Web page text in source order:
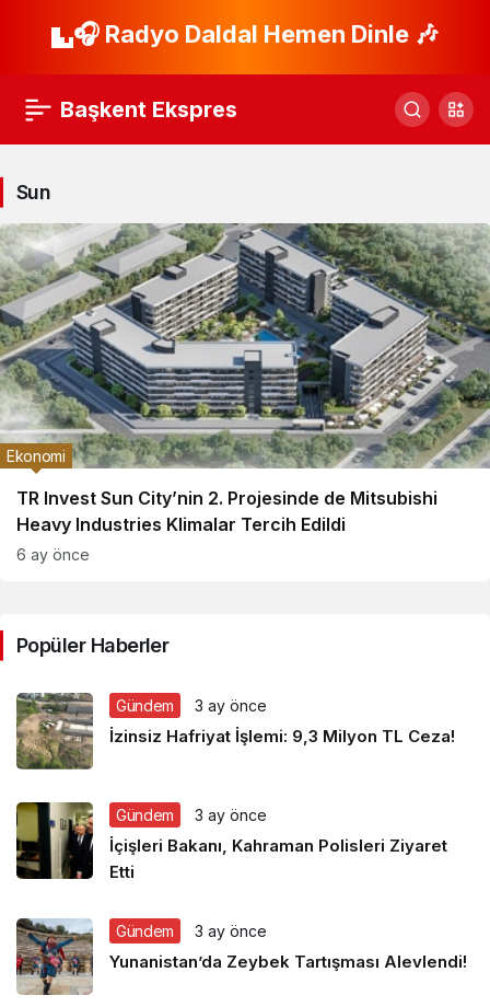
🎧 Radyo Daldal Hemen Dinle 🎶
Başkent Ekspres
Sun
TR Invest Sun City’nin 2. Projesinde de Mitsubishi
Heavy Industries Klimalar Tercih Edildi
Ekonomi
6 ay önce
Popüler Haberler
Gündem 3 ay önce
İzinsiz Hafriyat İşlemi: 9,3 Milyon TL Ceza!
Gündem 3 ay önce
İçişleri Bakanı, Kahraman Polisleri Ziyaret
Etti
Gündem 3 ay önce
Yunanistan’da Zeybek Tartışması Alevlendi!